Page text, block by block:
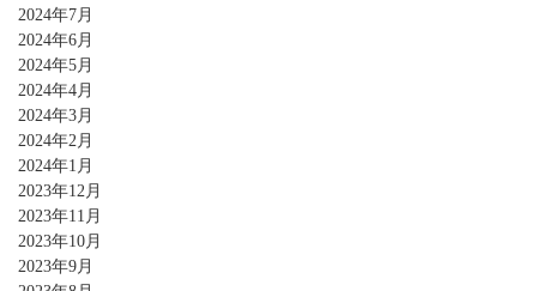
2024年7月
2024年6月
2024年5月
2024年4月
2024年3月
2024年2月
2024年1月
2023年12月
2023年11月
2023年10月
2023年9月